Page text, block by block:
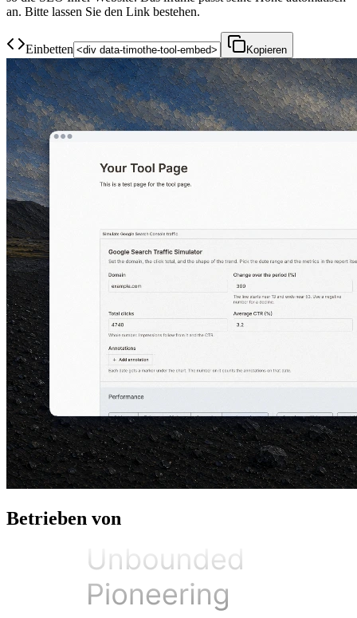
an. Bitte lassen Sie den Link bestehen.
Einbetten Kopieren
Betrieben von